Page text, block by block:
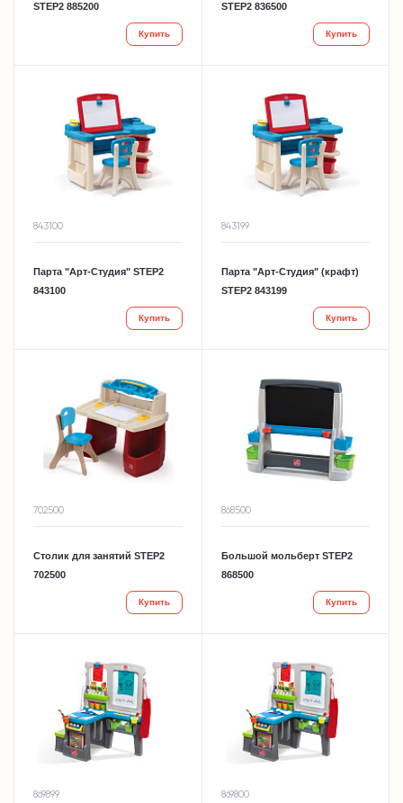
STEP2 885200
Купить
STEP2 836500
Купить
843100
Парта "Арт-Студия" STEP2
843100
Купить
843199
Парта "Арт-Студия" (крафт)
STEP2 843199
Купить
702500
Столик для занятий STEP2
702500
Купить
868500
Большой мольберт STEP2
868500
Купить
869899 869800